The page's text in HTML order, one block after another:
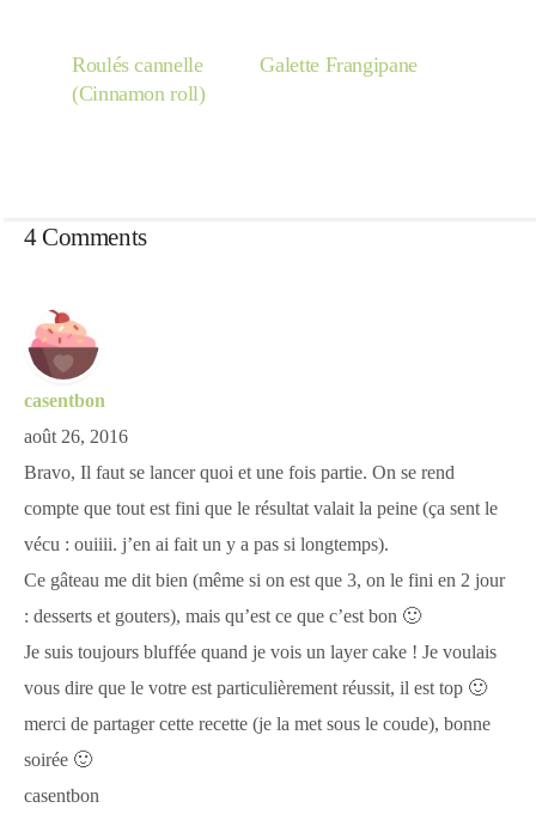
Roulés cannelle
(Cinnamon roll)
Galette Frangipane
4 Comments
casentbon
août 26, 2016
Bravo, Il faut se lancer quoi et une fois partie. On se rend
compte que tout est fini que le résultat valait la peine (ça sent le
vécu : ouiiii. j’en ai fait un y a pas si longtemps).
Ce gâteau me dit bien (même si on est que 3, on le fini en 2 jour
: desserts et gouters), mais qu’est ce que c’est bon 🙂
Je suis toujours bluffée quand je vois un layer cake ! Je voulais
vous dire que le votre est particulièrement réussit, il est top 🙂
merci de partager cette recette (je la met sous le coude), bonne
soirée 🙂
casentbon